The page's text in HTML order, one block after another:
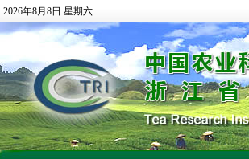
2026年8月8日 星期六